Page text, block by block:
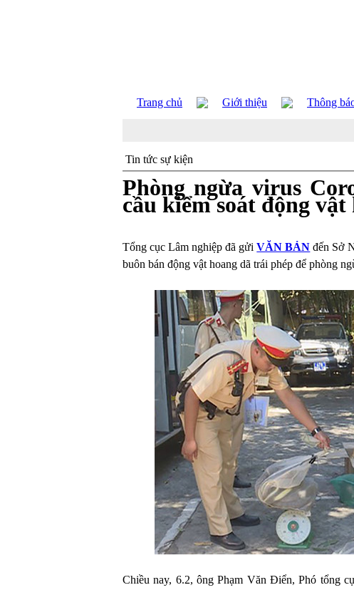
Trang chủ Giới thiệu Thông
Tin tức sự kiện
Phòng ngừa virus
cầu kiểm soát động vật
Tổng cục Lâm nghiệp đã gửiVĂN BẢN đến Sở
buôn bán động vật hoang dã trái phép để phòng
Chiều nay, 6.2, ông Phạm Văn Điển, Phó tổng